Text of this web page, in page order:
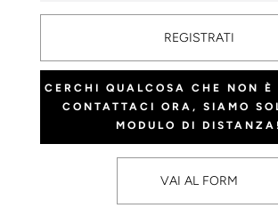
REGISTRATI
CERCHI QUALCOSA CHE NON È
CONTATTACI ORA, SIAMO
MODULO DI DISTANZA!
VAI AL FORM